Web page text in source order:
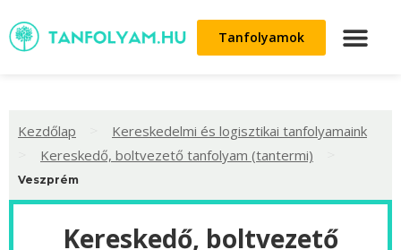
Tanfolyamok
Kezdőlap Kereskedelmi és logisztikai tanfolyamaink
Kereskedő, boltvezető tanfolyam (tantermi)
Veszprém
Kereskedő, boltvezető